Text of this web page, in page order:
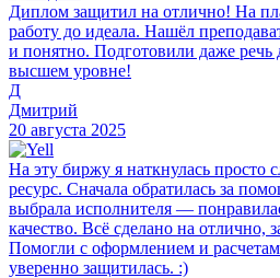
Диплом защитил на отлично! На
работу до идеала. Нашёл
и понятно. Подготовили даже
высшем уровне!
Д
Дмитрий
20 августа 2025
На эту биржу я наткнулась просто
ресурс. Сначала обратилась за
выбрала исполнителя —
качество. Всё сделано на отлично,
Помогли с оформлением и
уверенно защитилась. :)